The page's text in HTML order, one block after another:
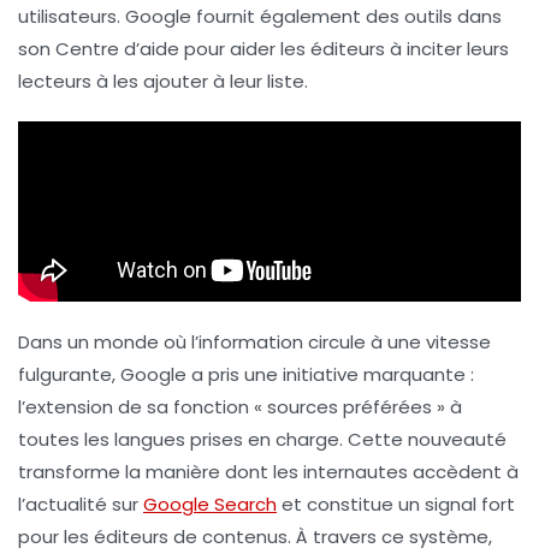
utilisateurs. Google fournit également des outils dans
son Centre d’aide pour aider les éditeurs à inciter leurs
lecteurs à les ajouter à leur liste.
Dans un monde où l’information circule à une vitesse
fulgurante, Google a pris une initiative marquante :
l’extension de sa fonction « sources préférées » à
toutes les langues prises en charge. Cette nouveauté
transforme la manière dont les internautes accèdent à
l’actualité surGoogle Searchet constitue un signal fort
pour les éditeurs de contenus. À travers ce système,